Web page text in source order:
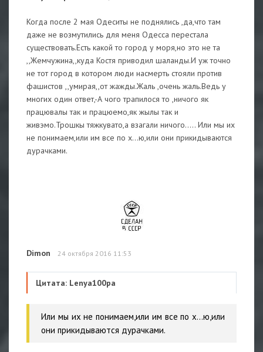
Когда после 2 мая Одеситы не поднялись ,да,что там
даже не возмутились для меня Одесса перестала
существовать.Есть какой то город у моря,но это не та
,,Жемчужина,,куда Костя приводил шаланды.И уж точно
не тот город в котором люди насмерть стояли против
фашистов ,,умирая,,от жажды.Жаль ,очень жаль.Ведь у
многих один ответ,-А чого трапилося то ,ничого як
працювалы так и працюемо,як жылы так и
живэмо.Трошкы тяжкувато,а взагали ничого..... Или мы их
не понимаем,или им все по х...ю,или они прикидываются
дурачками.
Dimon 24 октября 2016 11:53
Цитата: Lenya100pa
Или мы их не понимаем,или им все по х...ю,или
они прикидываются дурачками.